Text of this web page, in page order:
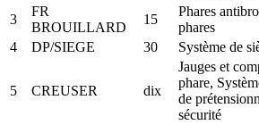
3
FR
BROUILLARD
15
Phares
phares
4
DP/SIEGE 30 Système de
5 CREUSER dix
Jauges et
phare,
de
sécurité